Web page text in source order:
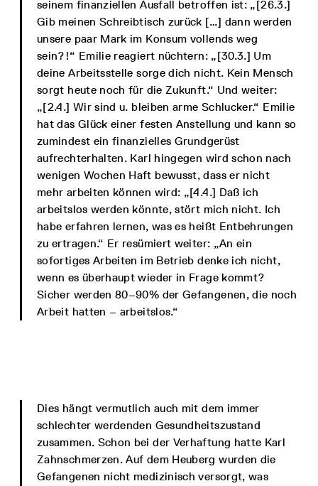
seinem finanziellen Ausfall betroffen ist: „[26.3.]
Gib meinen Schreibtisch zurück […] dann werden
unsere paar Mark im Konsum vollends weg
sein?!“ Emilie reagiert nüchtern: „[30.3.] Um
deine Arbeitsstelle sorge dich nicht. Kein Mensch
sorgt heute noch für die Zukunft.“ Und weiter:
„[2.4.] Wir sind u. bleiben arme Schlucker.“ Emilie
hat das Glück einer festen Anstellung und kann so
zumindest ein finanzielles Grundgerüst
aufrechterhalten. Karl hingegen wird schon nach
wenigen Wochen Haft bewusst, dass er nicht
mehr arbeiten können wird: „[4.4.] Daß ich
arbeitslos werden könnte, stört mich nicht. Ich
habe erfahren lernen, was es heißt Entbehrungen
zu ertragen.“ Er resümiert weiter: „An ein
sofortiges Arbeiten im Betrieb denke ich nicht,
wenn es überhaupt wieder in Frage kommt?
Sicher werden 80–90% der Gefangenen, die noch
Arbeit hatten – arbeitslos.“
Dies hängt vermutlich auch mit dem immer
schlechter werdenden Gesundheitszustand
zusammen. Schon bei der Verhaftung hatte Karl
Zahnschmerzen. Auf dem Heuberg wurden die
Gefangenen nicht medizinisch versorgt, was